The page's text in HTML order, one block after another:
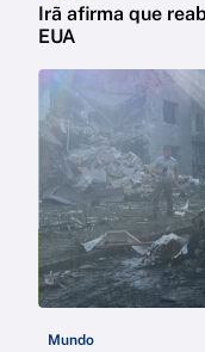
Irã afirma que
EUA
Mundo